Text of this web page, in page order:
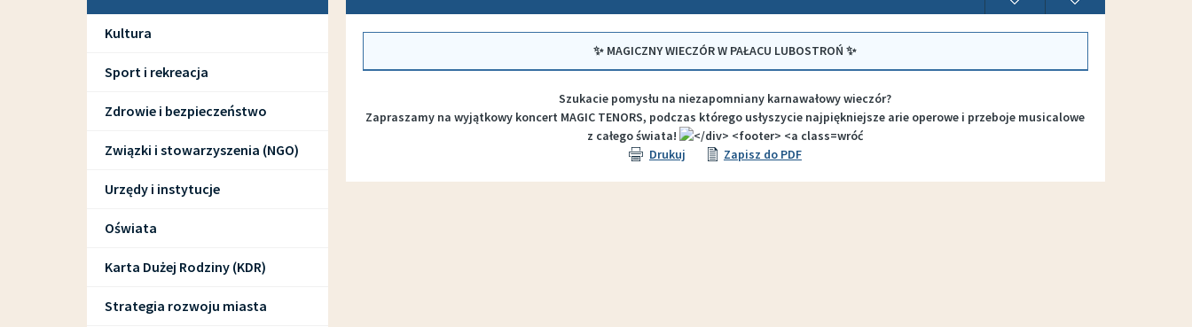
Kultura
Sport i rekreacja
Zdrowie i bezpieczeństwo
Związki i stowarzyszenia (NGO)
Urzędy i instytucje
Oświata
Karta Dużej Rodziny (KDR)
Strategia rozwoju miasta
✨ MAGICZNY WIECZÓR W PAŁACU LUBOSTROŃ ✨
Szukacie pomysłu na niezapomniany karnawałowy wieczór?
Zapraszamy na wyjątkowy koncert MAGIC TENORS, podczas którego usłyszycie najpiękniejsze arie operowe i przeboje musicalowe
z całego świata!
wróć
Drukuj
Zapisz do PDF